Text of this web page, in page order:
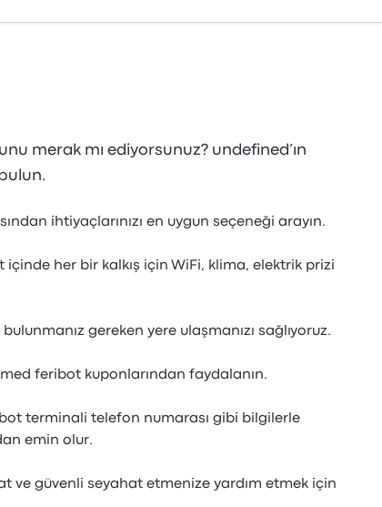
merak mı ediyorsunuz? undefined’ın
ihtiyaçlarınızı en uygun seçeneği arayın.
içinde her bir kalkış için WiFi, klima, elektrik prizi
gereken yere ulaşmanızı sağlıyoruz.
feribot kuponlarından faydalanın.
terminali telefon numarası gibi bilgilerle
emin olur.
ve güvenli seyahat etmenize yardım etmek için